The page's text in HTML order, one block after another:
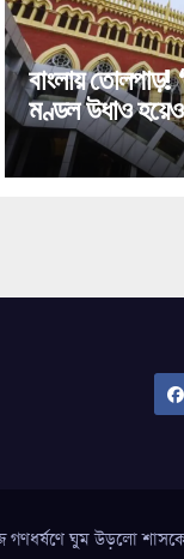
বাংলায় তোলপাড়!
মণ্ডল উধাও হয়েও
‘পাথর সম্রাট’!
ঘুম উড়লো